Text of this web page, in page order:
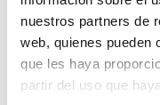
nuestros partners de
web, quienes pueden
que les haya
partir del uso que